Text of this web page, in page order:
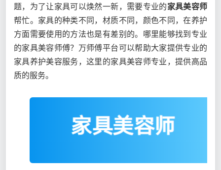
题，为了让家具可以焕然一新，需要专业的家具美容师
帮忙。家具的种类不同，材质不同，颜色不同，在养护
方面需要使用的方法也是有差别的。哪里能够找到专业
的家具美容师傅？万师傅平台可以帮助大家提供专业的
家具养护美容服务，这里的家具美容师专业，提供高品
质的服务。